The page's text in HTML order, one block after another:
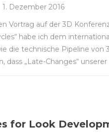
1. Dezember 2016
Vortrag auf der 3D
habe ich dem
die technische Pipeline von
dass „Late-Changes“
for Look